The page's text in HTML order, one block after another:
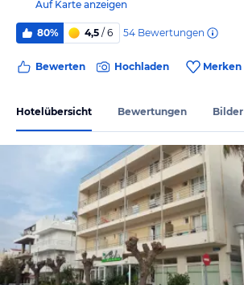
Auf Karte anzeigen
80% 4,5 / 6 54 Bewertungen
Bewerten Hochladen Merken
Hotelübersicht Bewertungen Bilder